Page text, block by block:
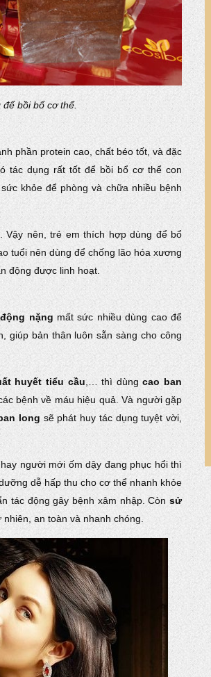
bồi bổ cơ thể.
phần protein cao, chất béo tốt, và đặc
tác dụng rất tốt để bồi bổ cơ thể con
khỏe để phòng và chữa nhiều bệnh
Vậy nên, trẻ em thích hợp dùng để bổ
tuổi nên dùng để chống lão hóa xương
động được linh hoạt.
nặng mất sức nhiều dùng cao để
giúp bản thân luôn sẵn sàng cho công
huyết tiểu cầu,… thì dùngcao ban
bệnh về máu hiệu quả. Và người gặp
long sẽ phát huy tác dụng tuyệt vời,
người mới ốm dậy đang phục hổi thì
dễ hấp thu cho cơ thể nhanh khỏe
tác động gây bệnh xâm nhập. Còn sử
an toàn và nhanh chóng.